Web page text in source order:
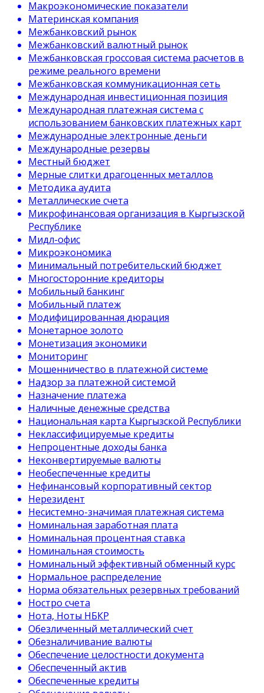
Макроэкономические показатели
Материнская компания
Межбанковский рынок
Межбанковский валютный рынок
Межбанковская гроссовая система расчетов в
режиме реального времени
Межбанковская коммуникационная сеть
Международная инвестиционная позиция
Международная платежная система с
использованием банковских платежных карт
Международные электронные деньги
Международные резервы
Местный бюджет
Мерные слитки драгоценных металлов
Методика аудита
Металлические счета
Микрофинансовая организация в Кыргызской
Республике
Мидл-офис
Микроэкономика
Минимальный потребительский бюджет
Многосторонние кредиторы
Мобильный банкинг
Мобильный платеж
Модифицированная дюрация
Монетарное золото
Монетизация экономики
Мониторинг
Мошенничество в платежной системе
Надзор за платежной системой
Назначение платежа
Наличные денежные средства
Национальная карта Кыргызской Республики
Неклассифицируемые кредиты
Непроцентные доходы банка
Неконвертируемые валюты
Необеспеченные кредиты
Нефинансовый корпоративный сектор
Нерезидент
Несистемно-значимая платежная система
Номинальная заработная плата
Номинальная процентная ставка
Номинальная стоимость
Номинальный эффективный обменный курс
Нормальное распределение
Норма обязательных резервных требований
Ностро счета
Нота, Ноты НБКР
Обезличенный металлический счет
Обезналичивание валюты
Обеспечение целостности документа
Обеспеченный актив
Обеспеченные кредиты